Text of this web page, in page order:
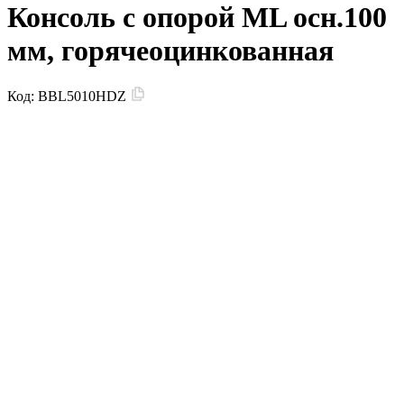
Консоль с опорой ML осн.100
мм, горячеоцинкованная
Код: BBL5010HDZ